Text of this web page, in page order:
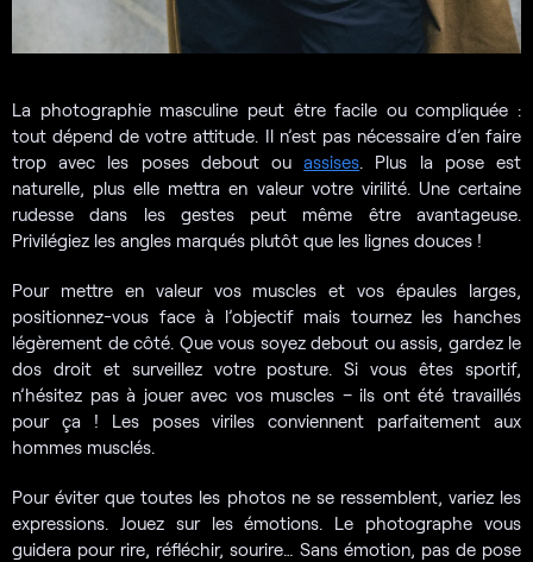
La photographie masculine peut être facile ou compliquée :
tout dépend de votre attitude. Il n’est pas nécessaire d’en faire
trop avec les poses debout ouassises . Plus la pose est
naturelle, plus elle mettra en valeur votre virilité. Une certaine
rudesse dans les gestes peut même être avantageuse.
Privilégiez les angles marqués plutôt que les lignes douces !
Pour mettre en valeur vos muscles et vos épaules larges,
positionnez-vous face à l’objectif mais tournez les hanches
légèrement de côté. Que vous soyez debout ou assis, gardez le
dos droit et surveillez votre posture. Si vous êtes sportif,
n’hésitez pas à jouer avec vos muscles – ils ont été travaillés
pour ça ! Les poses viriles conviennent parfaitement aux
hommes musclés.
Pour éviter que toutes les photos ne se ressemblent, variez les
expressions. Jouez sur les émotions. Le photographe vous
guidera pour rire, réfléchir, sourire… Sans émotion, pas de pose